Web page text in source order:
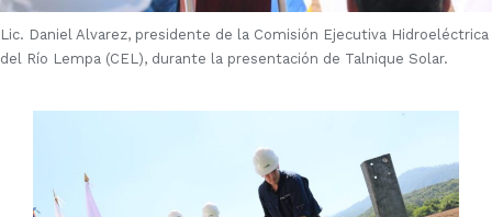
Lic. Daniel Alvarez, presidente de la Comisión Ejecutiva Hidroeléctrica
del Río Lempa (CEL), durante la presentación de Talnique Solar.